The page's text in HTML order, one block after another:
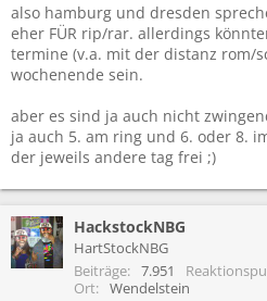
also hamburg und dresden
eher FÜR rip/rar. allerdings
termine (v.a. mit der distanz rom/
wochenende sein.
aber es sind ja auch nicht
ja auch 5. am ring und 6. oder 8.
der jeweils andere tag frei ;)
HackstockNBG
HartStockNBG
Beiträge
7.951
Ort
Wendelstein